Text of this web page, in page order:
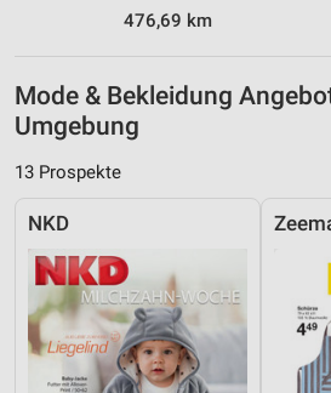
476,69 km
Mode & Bekleidung
Umgebung
13 Prospekte
NKD